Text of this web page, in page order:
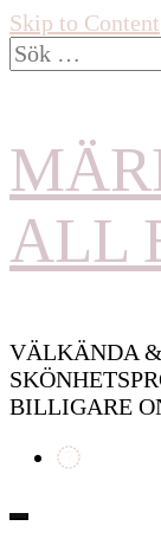
Skip to Content
Sök
efter:
ALL
VÄLKÄNDA
BILLIGARE